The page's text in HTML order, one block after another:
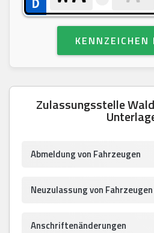
KENNZEICHEN
Zulassungsstelle
Abmeldung von Fahrzeugen
Neuzulassung von Fahrzeugen
Anschriftenänderungen